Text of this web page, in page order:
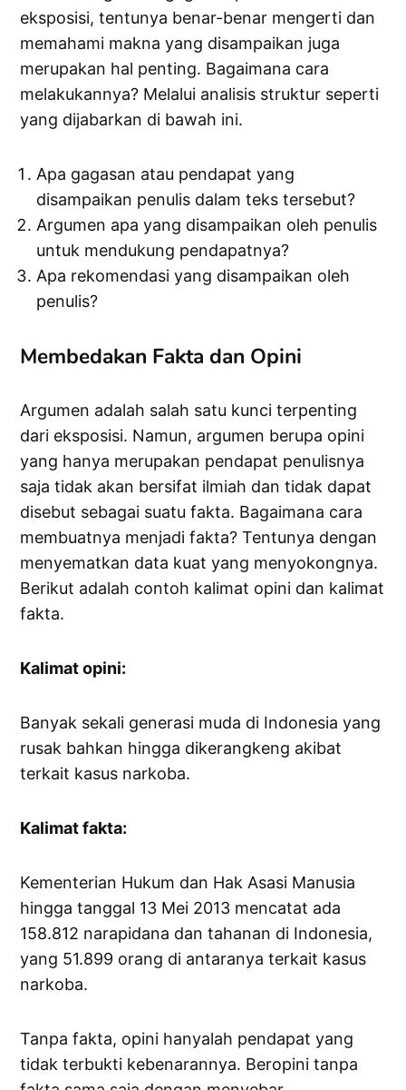
eksposisi, tentunya benar-benar mengerti dan
memahami makna yang disampaikan juga
merupakan hal penting. Bagaimana cara
melakukannya? Melalui analisis struktur seperti
yang dijabarkan di bawah ini.
Apa gagasan atau pendapat yang
disampaikan penulis dalam teks tersebut?
Argumen apa yang disampaikan oleh penulis
untuk mendukung pendapatnya?
Apa rekomendasi yang disampaikan oleh
penulis?
Membedakan Fakta dan Opini
Argumen adalah salah satu kunci terpenting
dari eksposisi. Namun, argumen berupa opini
yang hanya merupakan pendapat penulisnya
saja tidak akan bersifat ilmiah dan tidak dapat
disebut sebagai suatu fakta. Bagaimana cara
membuatnya menjadi fakta? Tentunya dengan
menyematkan data kuat yang menyokongnya.
Berikut adalah contoh kalimat opini dan kalimat
fakta.
Kalimat opini:
Banyak sekali generasi muda di Indonesia yang
rusak bahkan hingga dikerangkeng akibat
terkait kasus narkoba.
Kalimat fakta:
Kementerian Hukum dan Hak Asasi Manusia
hingga tanggal 13 Mei 2013 mencatat ada
158.812 narapidana dan tahanan di Indonesia,
yang 51.899 orang di antaranya terkait kasus
narkoba.
Tanpa fakta, opini hanyalah pendapat yang
tidak terbukti kebenarannya. Beropini tanpa